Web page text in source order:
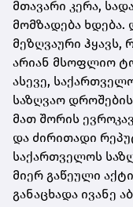
მთავარი კერა,
მომზადება ხდება.
მეზღვაური ჰყავს,
არიან მსოფლიო
ასევე,
საზღვაო
მათ შორის
და ძირითადი
საქართველოს
მიერ გაწეული
განაცხადა ივანე